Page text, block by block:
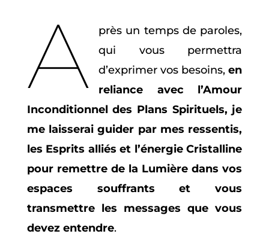
A
près un temps de paroles,
qui vous permettra
d’exprimer vos besoins, en
reliance avec l’Amour
Inconditionnel des Plans Spirituels, je
me laisserai guider par mes ressentis,
les Esprits alliés et l’énergie Cristalline
pour remettre de la Lumière dans vos
espaces souffrants et vous
transmettre les messages que vous
devez entendre.